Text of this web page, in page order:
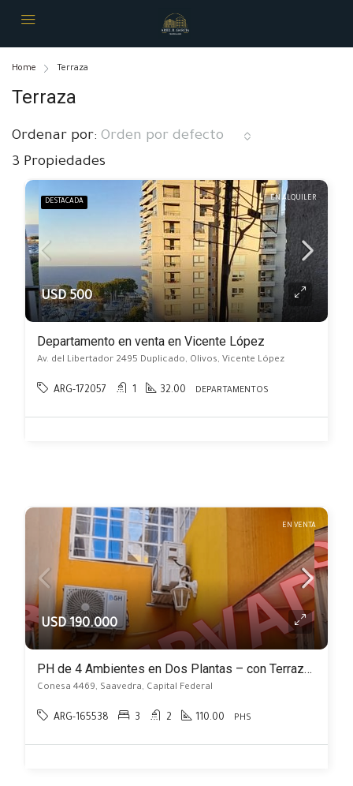
Home Terraza
Terraza
3 Propiedades
Ordenar por: Orden por defecto
DESTACADA EN ALQUILER
USD 500
Departamento en venta en Vicente López
Av. del Libertador 2495 Duplicado, Olivos, Vicente López
ARG-172057 1 32.00 DEPARTAMENTOS
EN VENTA
USD 190.000
PH de 4 Ambientes en Dos Plantas – con Terraza, Patio y Excelente Luminosidad
Conesa 4469, Saavedra, Capital Federal
ARG-165538 3 2 110.00 PHS